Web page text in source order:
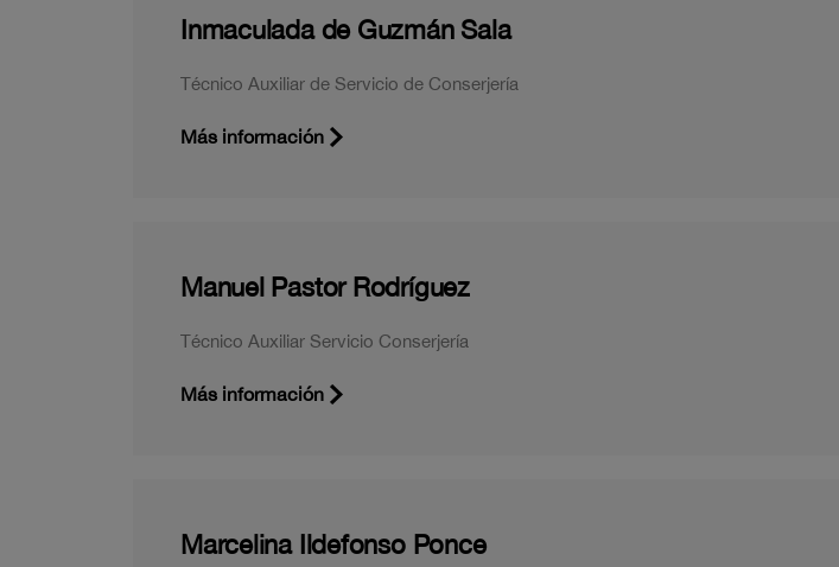
Inmaculada de Guzmán Sala
Técnico Auxiliar de Servicio de Conserjería
Más información
Manuel Pastor Rodríguez
Técnico Auxiliar Servicio Conserjería
Más información
Marcelina Ildefonso Ponce